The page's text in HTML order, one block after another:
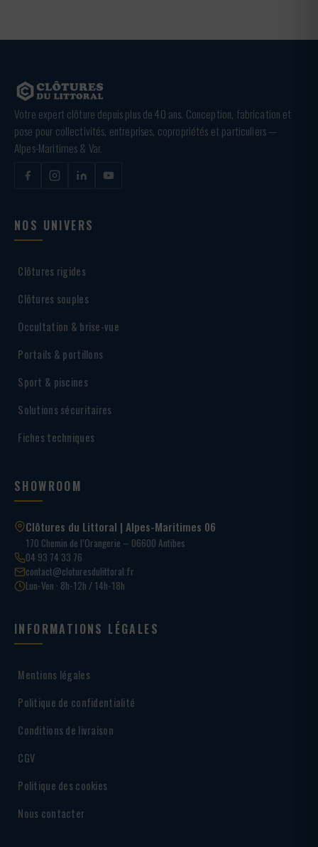
Votre expert clôture depuis plus de 40 ans. Conception, fabrication et
pose pour collectivités, entreprises, copropriétés et particuliers —
Alpes-Maritimes & Var.
NOS UNIVERS
Clôtures rigides
Clôtures souples
Occultation & brise-vue
Portails & portillons
Sport & piscines
Solutions sécuritaires
Fiches techniques
SHOWROOM
Clôtures du Littoral | Alpes-Maritimes 06
170 Chemin de l’Orangerie – 06600 Antibes
04 93 74 33 76
contact@cloturesdulittoral.fr
Lun-Ven · 8h-12h / 14h-18h
INFORMATIONS LÉGALES
Mentions légales
Politique de confidentialité
Conditions de livraison
CGV
Politique des cookies
Nous contacter